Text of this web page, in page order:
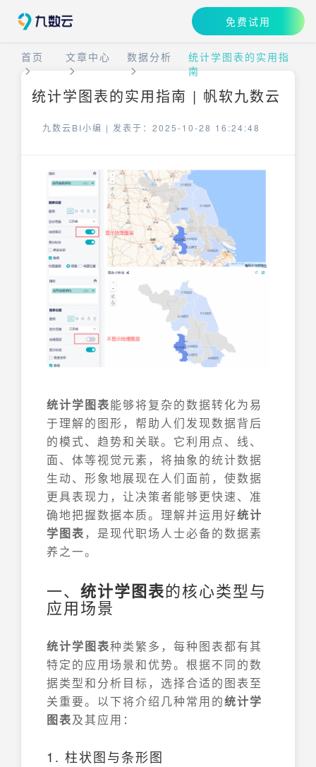
免费试用
首页 文章中心 数据分析
统计学图表的实用指
南
统计学图表的实用指南 | 帆软九数云
九数云BI小编 | 发表于：2025-10-28 16:24:48
统计学图表能够将复杂的数据转化为易
于理解的图形，帮助人们发现数据背后
的模式、趋势和关联。它利用点、线、
面、体等视觉元素，将抽象的统计数据
生动、形象地展现在人们面前，使数据
更具表现力，让决策者能够更快速、准
确地把握数据本质。理解并运用好统计
学图表 ，是现代职场人士必备的数据素
养之一。
一、 统计学图表的核心类型与
应用场景
统计学图表种类繁多，每种图表都有其
特定的应用场景和优势。根据不同的数
据类型和分析目标，选择合适的图表至
关重要。以下将介绍几种常用的统计学
图表及其应用：
1. 柱状图与条形图